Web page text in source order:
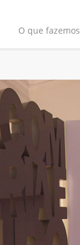
O que fazemos